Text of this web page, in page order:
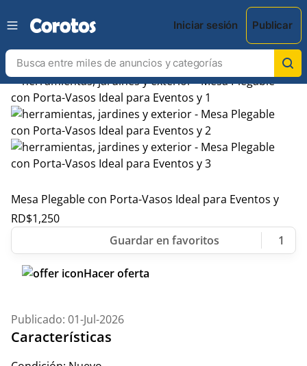
Iniciar sesión Publicar
Mesa Plegable con Porta-Vasos Ideal para Eventos y
RD$1,250
1
Hacer oferta
Publicado: 01-Jul-2026
Características